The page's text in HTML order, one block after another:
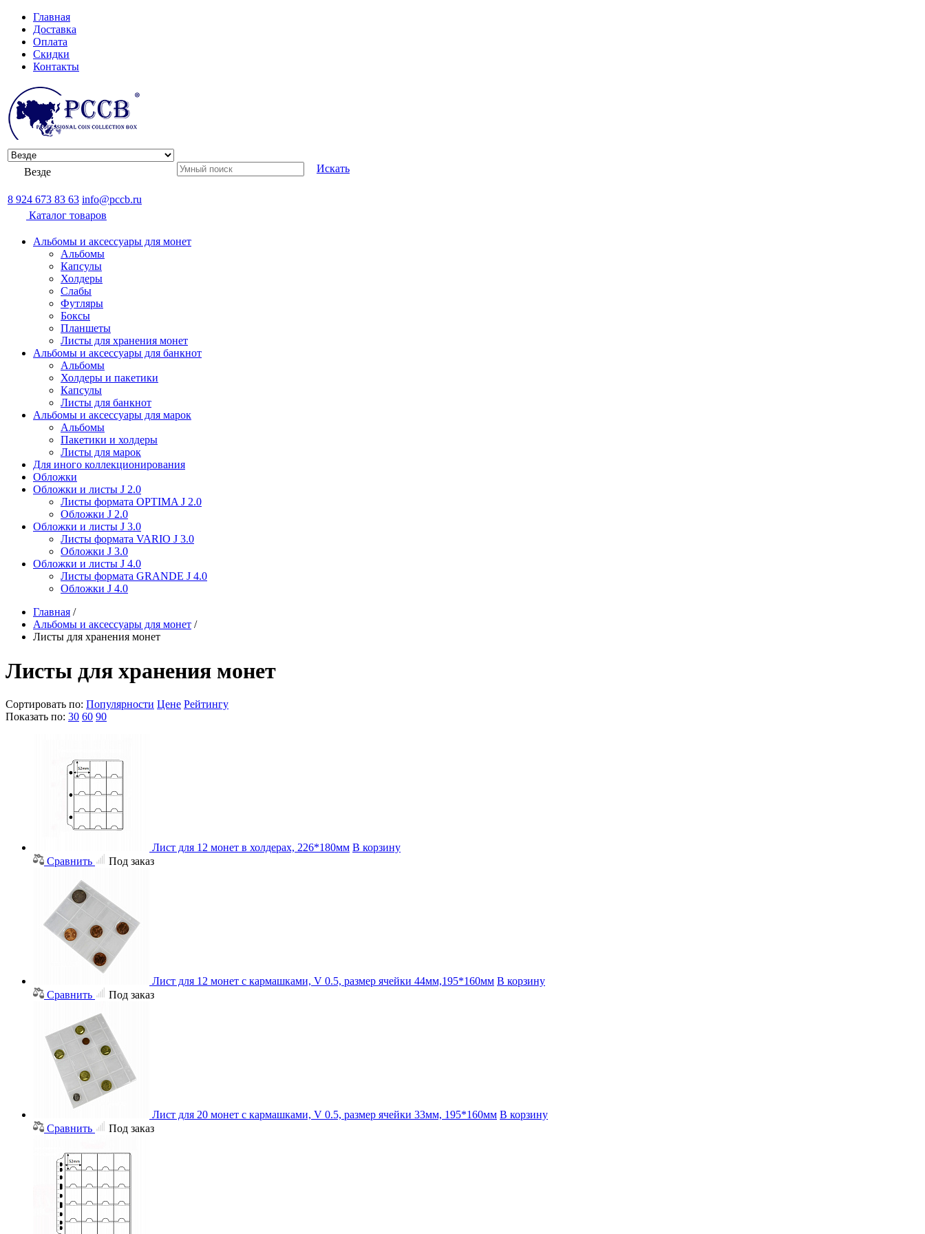
Главная
Доставка
Оплата
Скидки
Контакты
Везде Искать
8 924 673 83 63 info@pccb.ru
Каталог товаров
Альбомы и аксессуары для монет
Альбомы
Капсулы
Холдеры
Слабы
Футляры
Боксы
Планшеты
Листы для хранения монет
Альбомы и аксессуары для банкнот
Альбомы
Холдеры и пакетики
Капсулы
Листы для банкнот
Альбомы и аксессуары для марок
Альбомы
Пакетики и холдеры
Листы для марок
Для иного коллекционирования
Обложки
Обложки и листы J 2.0
Листы формата OPTIMA J 2.0
Обложки J 2.0
Обложки и листы J 3.0
Листы формата VARIO J 3.0
Обложки J 3.0
Обложки и листы J 4.0
Листы формата GRANDE J 4.0
Обложки J 4.0
Главная /
Альбомы и аксессуары для монет /
Листы для хранения монет
Листы для хранения монет
Сортировать по: Популярности Цене Рейтингу
Показать по: 30 60 90
Лист для 12 монет в холдерах, 226*180мм В корзину
Сравнить
Под заказ
Лист для 12 монет с кармашками, V 0.5, размер ячейки 44мм,195*160мм В корзину
Сравнить
Под заказ
Лист для 20 монет с кармашками, V 0.5, размер ячейки 33мм, 195*160мм В корзину
Сравнить
Под заказ